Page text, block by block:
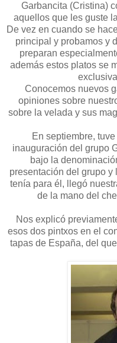
Garbancita (Cristina)
aquellos que les guste
De vez en cuando se
principal y probamos y
preparan
además estos platos se
Conocemos nuevos
opiniones sobre
sobre la velada y sus
En septiembre,
inauguración del grupo
bajo la
presentación del grupo y
tenía para él, llegó
de la mano del
Nos explicó
esos dos pintxos en el
tapas de España, del